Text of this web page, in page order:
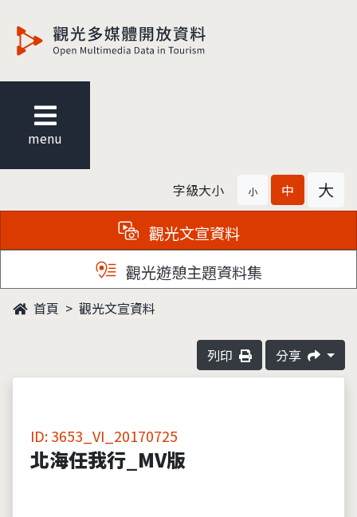
menu
字級大小 小 中 大
觀光文宣資料
觀光遊憩主題資料集
首頁 觀光文宣資料
列印 分享
ID: 3653_VI_20170725
北海任我行_MV版